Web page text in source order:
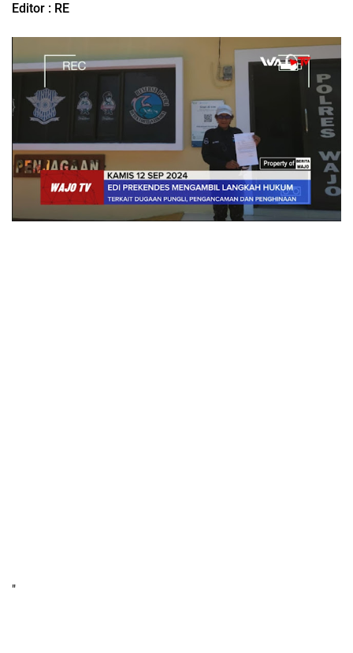
Editor : RE
"